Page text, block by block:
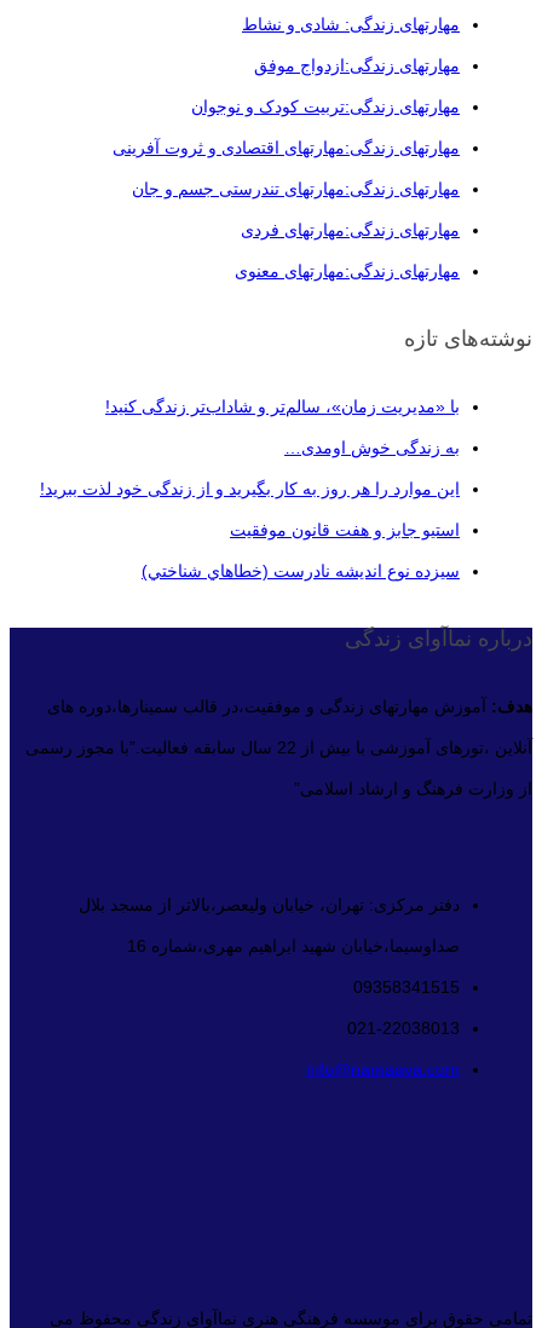
مهارتهای زندگی: شادی و نشاط
مهارتهای زندگی:ازدواج موفق
مهارتهای زندگی:تربیت کودک و نوجوان
مهارتهای زندگی:مهارتهای اقتصادی و ثروت آفرینی
مهارتهای زندگی:مهارتهای تندرستی جسم و جان
مهارتهای زندگی:مهارتهای فردی
مهارتهای زندگی:مهارتهای معنوی
نوشته‌های تازه
با «مدیریت زمان»، سالم‌تر و شاداب‌تر زندگی کنید!
به زندگی خوش اومدی…
این موارد را هر روز به کار بگیرید و از زندگی خود لذت ببرید!
استیو جابز و هفت قانون موفقیت
سيزده نوع انديشه نادرست (خطاهاي شناختي)
درباره نماآوای زندگی
هدف: آموزش مهارتهای زندگی و موفقیت،در قالب سمینارها،دوره های
آنلاین ،تورهای آموزشی با بیش از 22 سال سابقه فعالیت.”با مجوز رسمی
از وزارت فرهنگ و ارشاد اسلامی”
دفتر مرکزی: تهران، خیابان ولیعصر،بالاتر از مسجد بلال
صداوسیما،خیابان شهید ابراهیم مهری،شماره 16
09358341515
021-22038013
info@namaava.com
تمامی حقوق برای موسسه فرهنگی هنری نماآوای زندگی محفوظ می